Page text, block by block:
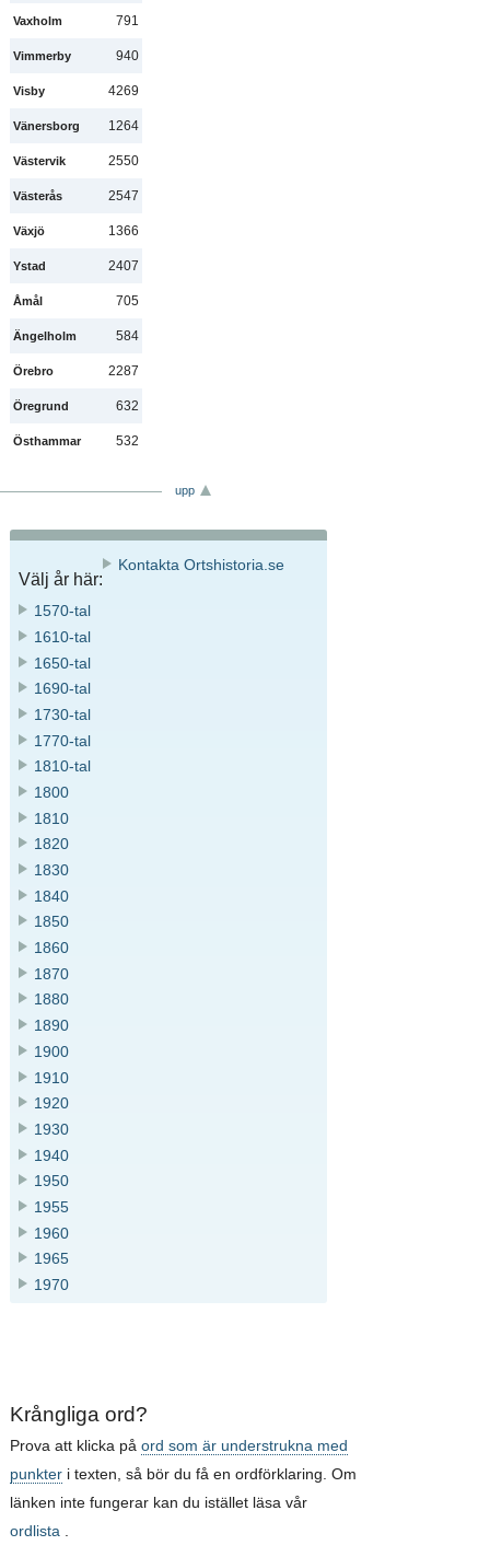
Vaxholm 791
Vimmerby 940
Visby 4269
Vänersborg 1264
Västervik 2550
Västerås 2547
Växjö 1366
Ystad 2407
Åmål 705
Ängelholm 584
Örebro 2287
Öregrund 632
Östhammar 532
upp
Välj år här:
1570-tal
1610-tal
1650-tal
1690-tal
1730-tal
1770-tal
1810-tal
1800
1810
1820
1830
1840
1850
1860
1870
1880
1890
1900
1910
1920
1930
1940
1950
1955
1960
1965
1970
Kontakta Ortshistoria.se
Krångliga ord?
Prova att klicka på ord som är understrukna med
punkteri texten, så bör du få en ordförklaring. Om
länken inte fungerar kan du istället läsa vår
ordlista